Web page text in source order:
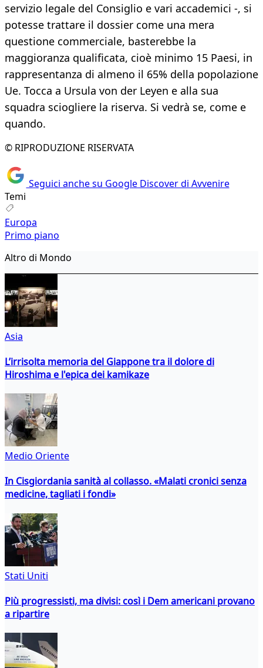
servizio legale del Consiglio e vari accademici -, si
potesse trattare il dossier come una mera
questione commerciale, basterebbe la
maggioranza qualificata, cioè minimo 15 Paesi, in
rappresentanza di almeno il 65% della popolazione
Ue. Tocca a Ursula von der Leyen e alla sua
squadra sciogliere la riserva. Si vedrà se, come e
quando.
© RIPRODUZIONE RISERVATA
Seguici anche su Google Discover di Avvenire
Temi
Europa
Primo piano
Altro di Mondo
Asia
L’irrisolta memoria del Giappone tra il dolore di
Hiroshima e l'epica dei kamikaze
Medio Oriente
In Cisgiordania sanità al collasso. «Malati cronici senza
medicine, tagliati i fondi»
Stati Uniti
Più progressisti, ma divisi: così i Dem americani provano
a ripartire